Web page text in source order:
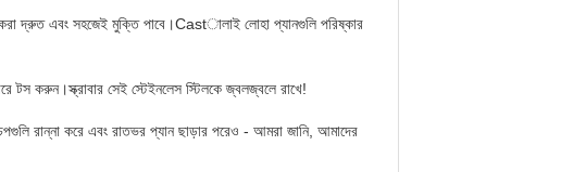
করা দ্রুত এবং সহজেই মুক্তি পাবে।Castালাই লোহা প্যানগুলি পরিষ্কার
টস করুন।স্ক্রাবার সেই স্টেইনলেস স্টিলকে জ্বলজ্বলে রাখে!
রান্না করে এবং রাতভর প্যান ছাড়ার পরেও - আমরা জানি, আমাদের